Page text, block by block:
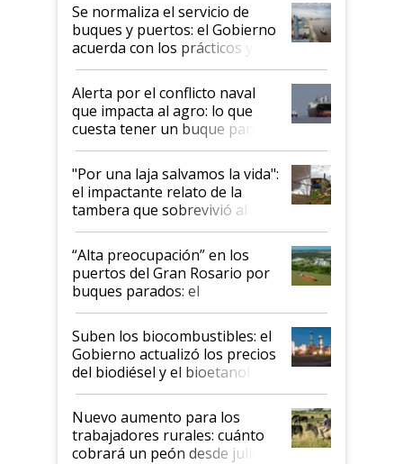
Se normaliza el servicio de
buques y puertos: el Gobierno
acuerda con los prácticos y
suspende el decreto de
desregulación
Alerta por el conflicto naval
que impacta al agro: lo que
cuesta tener un buque parado
y el peligro de que Argentina
pase a ser "país sucio"
"Por una laja salvamos la vida":
el impactante relato de la
tambera que sobrevivió al
tornado
“Alta preocupación” en los
puertos del Gran Rosario por
buques parados: el
funcionamiento de las
exportadoras en tensión tras
la medida de fuerza de los
prácticos
Suben los biocombustibles: el
Gobierno actualizó los precios
del biodiésel y el bioetanol
Nuevo aumento para los
trabajadores rurales: cuánto
cobrará un peón desde julio